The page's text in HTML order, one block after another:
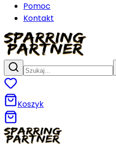
Pomoc
Kontakt
Koszyk